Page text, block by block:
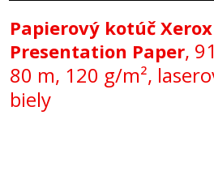
Papierový kotúč Xerox
Presentation Paper,
80 m, 120 g/m²,
biely